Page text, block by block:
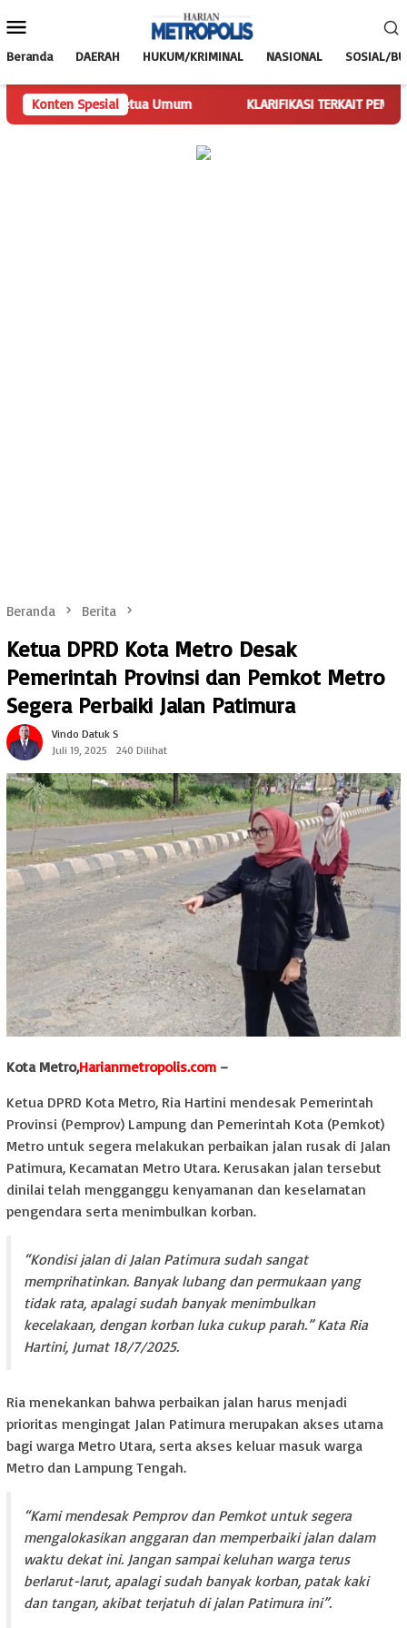
ke
Mobile
Beranda DAERAH HUKUM/KRIMINAL NASIONAL SOSIAL/
Konten Spesial
Tugas Ketua Umum KLARIFIKASI TERKAIT
Beranda Berita
Ketua DPRD Kota Metro Desak
Pemerintah Provinsi dan Pemkot Metro
Segera Perbaiki Jalan Patimura
Vindo Datuk S
Juli 19, 2025
240 Dilihat
Kota Metro,Harianmetropolis.com –
Ketua DPRD Kota Metro, Ria Hartini mendesak Pemerintah
Provinsi (Pemprov) Lampung dan Pemerintah Kota (Pemkot)
Metro untuk segera melakukan perbaikan jalan rusak di Jalan
Patimura, Kecamatan Metro Utara. Kerusakan jalan tersebut
dinilai telah mengganggu kenyamanan dan keselamatan
pengendara serta menimbulkan korban.
“Kondisi jalan di Jalan Patimura sudah sangat
memprihatinkan. Banyak lubang dan permukaan yang
tidak rata, apalagi sudah banyak menimbulkan
kecelakaan, dengan korban luka cukup parah.” Kata Ria
Hartini, Jumat 18/7/2025.
Ria menekankan bahwa perbaikan jalan harus menjadi
prioritas mengingat Jalan Patimura merupakan akses utama
bagi warga Metro Utara, serta akses keluar masuk warga
Metro dan Lampung Tengah.
“Kami mendesak Pemprov dan Pemkot untuk segera
mengalokasikan anggaran dan memperbaiki jalan dalam
waktu dekat ini. Jangan sampai keluhan warga terus
berlarut-larut, apalagi sudah banyak korban, patak kaki
dan tangan, akibat terjatuh di jalan Patimura ini”.